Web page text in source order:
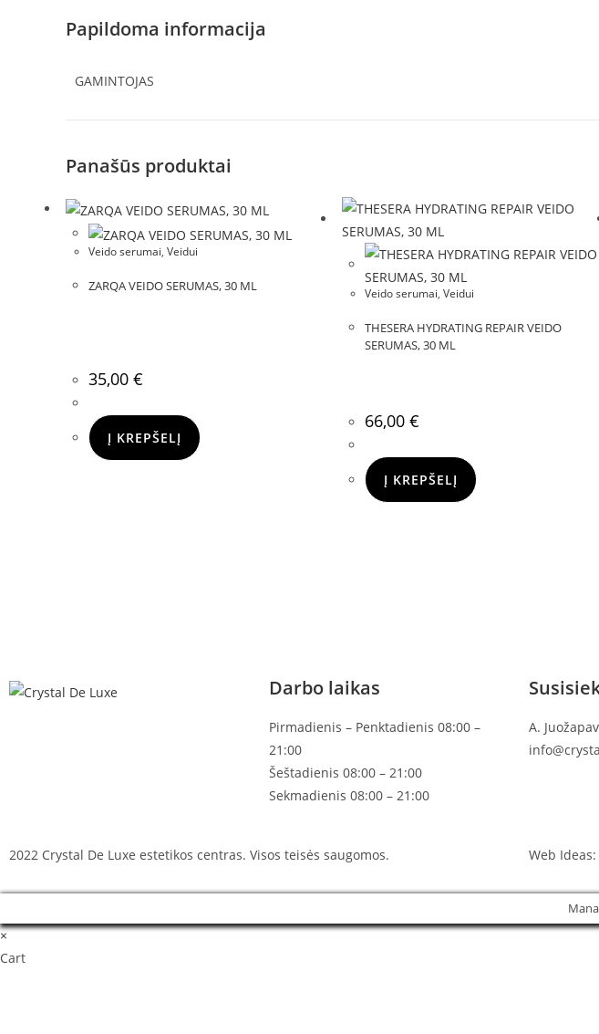
Papildoma informacija
GAMINTOJAS
Panašūs produktai
Veido serumai, Veidui
ZARQA VEIDO SERUMAS, 30 ML
35,00 €
Į KREPŠELĮ
Veido serumai,Veidui
THESERA HYDRATING REPAIR VEIDO
SERUMAS, 30 ML
66,00€
Į KREPŠELĮ
Darbo laikas
Pirmadienis – Penktadienis 08:00 –
21:00
Šeštadienis 08:00 – 21:00
Sekmadienis 08:00 – 21:00
A.
2022 Crystal De Luxe estetikos centras. Visos teisės saugomos. Web Ideas:
×
Cart